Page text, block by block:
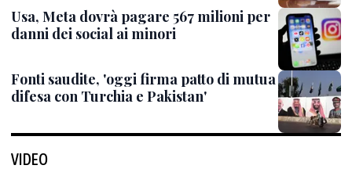
Usa, Meta dovrà pagare 567 milioni per
danni dei social ai minori
Fonti saudite, 'oggi firma patto di mutua
difesa con Turchia e Pakistan'
VIDEO